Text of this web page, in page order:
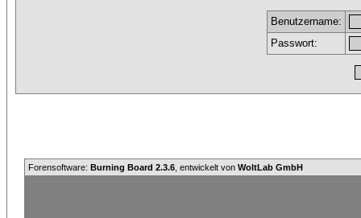
Benutzername:
Passwort:
Forensoftware: Burning Board 2.3.6 , entwickelt von WoltLab GmbH